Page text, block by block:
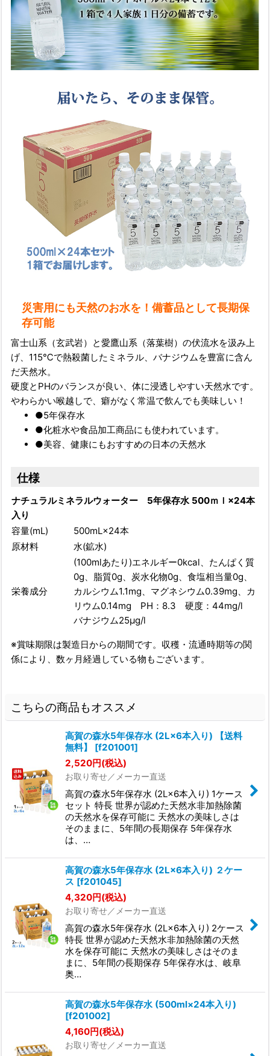
災害用にも天然のお水を！備蓄品として長期保
存可能
富士山系（玄武岩）と愛鷹山系（落葉樹）の伏流水を汲み上
げ、115℃で熱殺菌したミネラル、バナジウムを豊富に含ん
だ天然水。
硬度とPHのバランスが良い、体に浸透しやすい天然水です。
やわらかい喉越しで、癖がなく常温で飲んでも美味しい！
●5年保存水
●化粧水や食品加工商品にも使われています。
●美容、健康にもおすすめの日本の天然水
仕様
ナチュラルミネラルウォーター 5年保存水 500ｍｌ×24本
入り
容量(mL)
500mL×24本
原材料
水(鉱水)
栄養成分
(100mlあたり)エネルギー0kcal、たんぱく質
0g、脂質0g、炭水化物0g、食塩相当量0g、
カルシウム1.1mg、マグネシウム0.39mg、カ
リウム0.14mg PH：8.3 硬度：44mg/l
バナジウム25μg/ⅼ
※賞味期限は製造日からの期間です。収穫・流通時期等の関
係により、数ヶ月経過している物もございます。
こちらの商品もオススメ
高賀の森水5年保存水 (2L×6本入り) 【送料
無料】
[f201001]
2,520円(税込)
お取り寄せ／メーカー直送
高賀の森水5年保存水 (2L×6本入り) 1ケース
セット 特長 世界が認めた天然水非加熱除菌
の天然水を保存可能に 天然水の美味しさは
そのままに、5年間の長期保存 5年保存水
は、…
高賀の森水5年保存水 (2L×6本入り) ２ケー
ス [f201045]
4,320円(税込)
お取り寄せ／メーカー直送
高賀の森水5年保存水 (2L×6本入り) 2ケース
特長 世界が認めた天然水非加熱除菌の天然
水を保存可能に 天然水の美味しさはそのま
まに、5年間の長期保存 5年保存水は、岐阜
奥…
高賀の森水5年保存水 (500ml×24本入り)
[f201002]
4,160円(税込)
お取り寄せ／メーカー直送